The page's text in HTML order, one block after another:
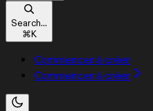
Search...
⌘K
Commencer à créer
Commencer à créer